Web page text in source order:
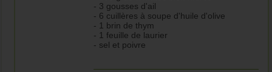
- 3 gousses d'ail
- 6 cuillères à soupe d'huile d'olive
- 1 brin de thym
- 1 feuille de laurier
- sel et poivre